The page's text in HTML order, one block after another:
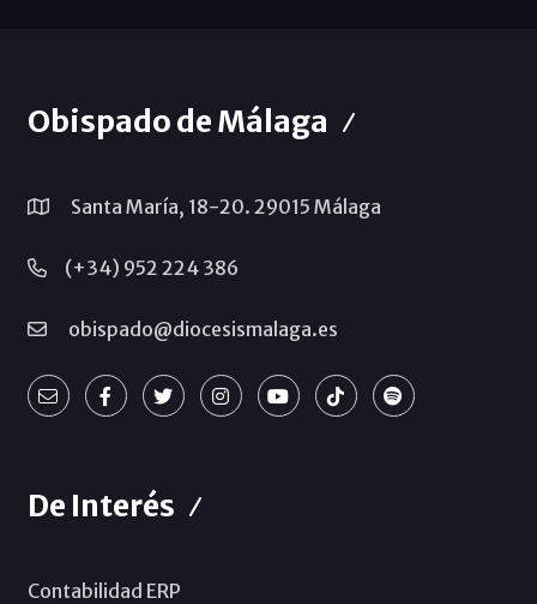
Obispado de Málaga
Santa María, 18-20. 29015 Málaga
(+34) 952 224 386
obispado@diocesismalaga.es
De Interés
Contabilidad ERP